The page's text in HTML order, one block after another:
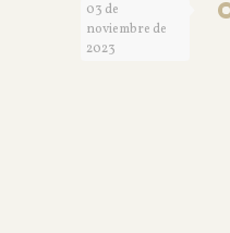
03 de
noviembre de
2023